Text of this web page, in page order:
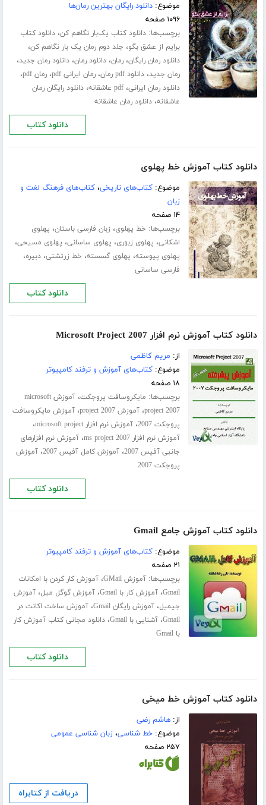
موضوع:دانلود رایگان بهترین رمان‌ها
۱۰۹۶ صفحه
برچسب‌ها:دانلود کتاب یک‌بار نگاهم کن،دانلود کتاب
برایم از عشق بگو، جلد دوم رمان یک بار نگاهم کن،
دانلود رمان رایگان،رمان،دانلود رمان،دانلود رمان جدید،
رمان جدید،دانلود pdf رمان ،رمان ایرانی pdf ،رمان pdf ،
دانلود رمان ایرانی،pdf عاشقانه ،دانلود رایگان رمان
عاشقانه،دانلود رمان عاشقانه
دانلود کتاب
دانلود کتاب آموزش خط پهلوی
موضوع:کتاب‌های تاریخی،کتاب‌های فرهنگ لغت و
زبان
۱۴ صفحه
برچسب‌ها: خط پهلوی، زبان فارسی باستان، پهلوی
اشکانی، پهلوی زبوری، پهلوی ساسانی، پهلوی مسیحی،
پهلوی پیوسته، پهلوی گسسته، خط زرتشتی،دبیره،
فارسی ساسانی
دانلود کتاب
دانلود کتاب آموزش نرم افزار Microsoft Project 2007
از: مریم کاظمی
موضوع:کتاب‌های آموزش و ترفند کامپیوتر
۱۸ صفحه
برچسب‌ها: مایکروسافت پروجکت،
آموزش microsoft
project 2007،آموزش project 2007 ،آموزش مایکروسافت
پروجکت 2007
،آموزش نرم افزار microsoft project ،
آموزش نرم افزار ms project 2007 ،آموزش نرم افزارهای
جانبی آفیس 2007
،آموزش کامل آفیس 2007 ،آموزش
پروجکت 2007
دانلود کتاب
دانلود کتاب آموزش جامع Gmail
موضوع:کتاب‌های آموزش و ترفند کامپیوتر
۲۱ صفحه
برچسب‌ها:آموزش GMail ،آموزش کار کردن با امکانات
Gmail،آموزش کار با Gmail ،آموزش گوگل میل،آموزش
جیمیل،آموزش رایگان Gmail ،آموزش ساخت اکانت در
Gmail،آشنایی با Gmail ،دانلود مجانی کتاب آموزش کار
با Gmail
دانلود کتاب
دانلود کتاب آموزش خط میخی
از:هاشم رضی
موضوع:خط شناسی،زبان شناسی عمومی
۲۵۷ صفحه
دریافت از کتابراه